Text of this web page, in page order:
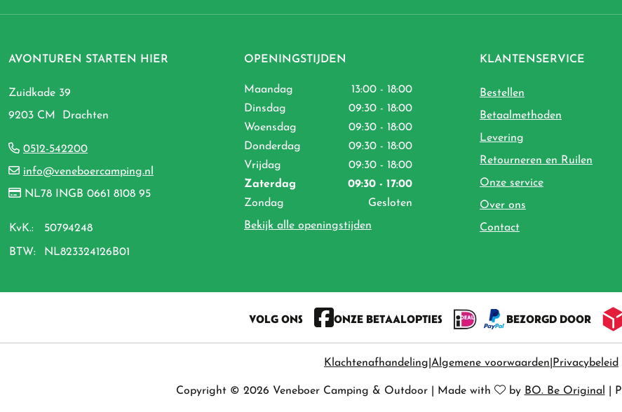
AVONTUREN STARTEN HIER
Zuidkade 39
9203 CM Drachten
0512-542200
info@veneboercamping.nl
NL78 INGB 0661 8108 95
KvK.: 50794248
BTW: NL823324126B01
OPENINGSTIJDEN
Maandag
13:00 - 18:00
Dinsdag
09:30 - 18:00
Woensdag
09:30 - 18:00
Donderdag
09:30 - 18:00
Vrijdag
09:30 - 18:00
Zaterdag
09:30 - 17:00
Zondag
Gesloten
Bekijk alle openingstijden
KLANTENSERVICE
Bestellen
Betaalmethoden
Levering
Retourneren en Ruilen
Onze service
Over ons
Contact
VOLG ONS ONZE BETAALOPTIES BEZORGD DOOR
Klachtenafhandeling Algemene voorwaarden Privacybeleid
Copyright © 2026 Veneboer Camping & Outdoor Made with by BO. Be Original